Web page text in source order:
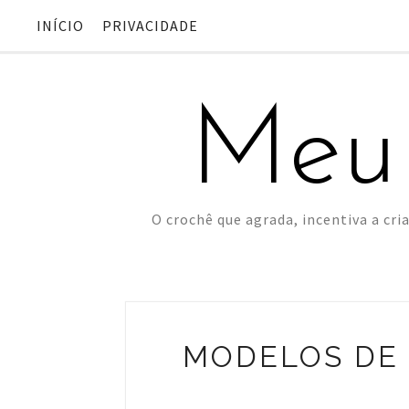
INÍCIO PRIVACIDADE
O crochê que agrada, incentiva a
MODELOS